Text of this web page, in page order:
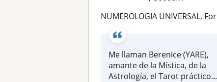
NUMEROLOGIA UNIVERSAL, Formadora con mas de 15 años de experiencia, metodo de aprendizaje garantizado
Me llaman Berenice (YARE),
amante de la Mística, de la
Astrología, el Tarot práctico...